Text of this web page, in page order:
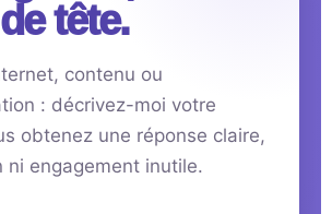
tête.
contenu ou
: décrivez-moi votre
obtenez une réponse claire,
ni engagement inutile.